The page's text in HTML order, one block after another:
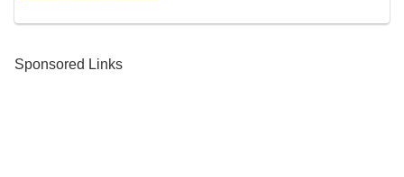
Sponsored Links